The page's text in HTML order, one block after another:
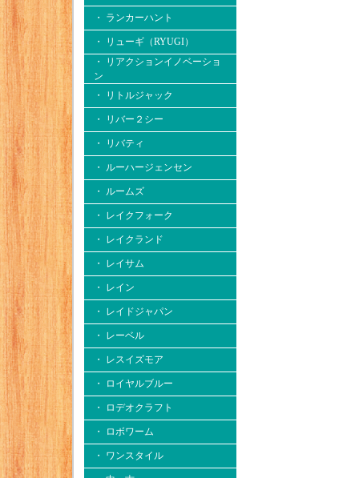
・ ランカーハント
・ リューギ（RYUGI）
・ リアクションイノベーショ
ン
・ リトルジャック
・ リバー２シー
・ リバティ
・ ルーハージェンセン
・ ルームズ
・ レイクフォーク
・ レイクランド
・ レイサム
・ レイン
・ レイドジャパン
・ レーベル
・ レスイズモア
・ ロイヤルブルー
・ ロデオクラフト
・ ロボワーム
・ ワンスタイル